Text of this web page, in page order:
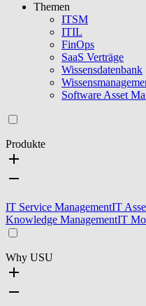
Themen
ITSM
ITIL
FinOps
SaaS Verträge
Wissensdatenbank
Software Asset
Produkte
IT Service ManagementIT
Knowledge ManagementIT
Why USU